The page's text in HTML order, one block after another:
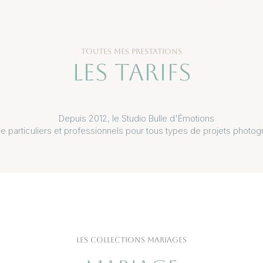
TOUTES MES PRESTATIONS
LES TARIFS
Depuis 2012, le Studio Bulle d'Émotions
particuliers et professionnels pour tous types de projets
LES COLLECTIONS MARIAGES